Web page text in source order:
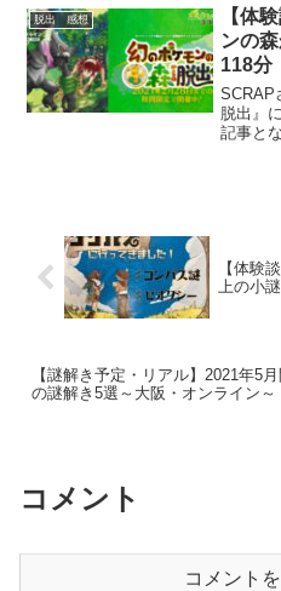
なって
お勧め
脱出 感想
【体
ンの
118分
SCRAP
脱出』
記事と
【体験
上の小
【謎解き予定・リアル】2021年5
の謎解き5選～大阪・オンライン～
コメント
コメント